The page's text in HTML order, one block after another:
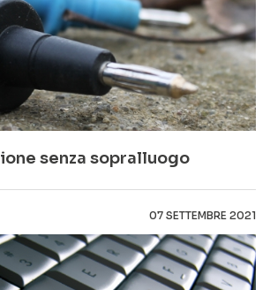
senza sopralluogo
07 SETTEMBRE 2021